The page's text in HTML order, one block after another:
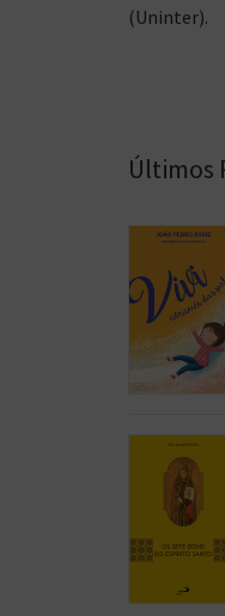
(Uninter).
Últimos